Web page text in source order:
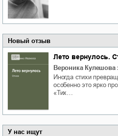
Новый отзыв
Лето вернулось.
Вероника Кулешова :
Иногда стихи
особенно это ярко
«Тих…
У нас ищут